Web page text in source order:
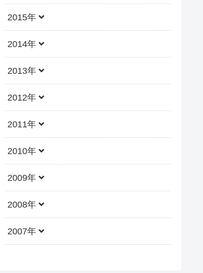
2015年
2014年
2013年
2012年
2011年
2010年
2009年
2008年
2007年